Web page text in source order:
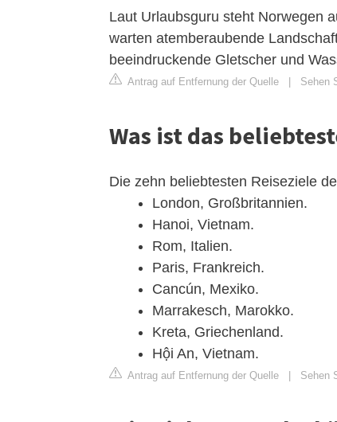
Laut Urlaubsguru steht Norwegen
warten atemberaubende
beeindruckende Gletscher und
Antrag auf Entfernung der Quelle | Sehen
Was ist das
Die zehn beliebtesten Reiseziele
London, Großbritannien.
Hanoi, Vietnam.
Rom, Italien.
Paris, Frankreich.
Cancún, Mexiko.
Marrakesch, Marokko.
Kreta, Griechenland.
Hội An, Vietnam.
Antrag auf Entfernung der Quelle | Sehen